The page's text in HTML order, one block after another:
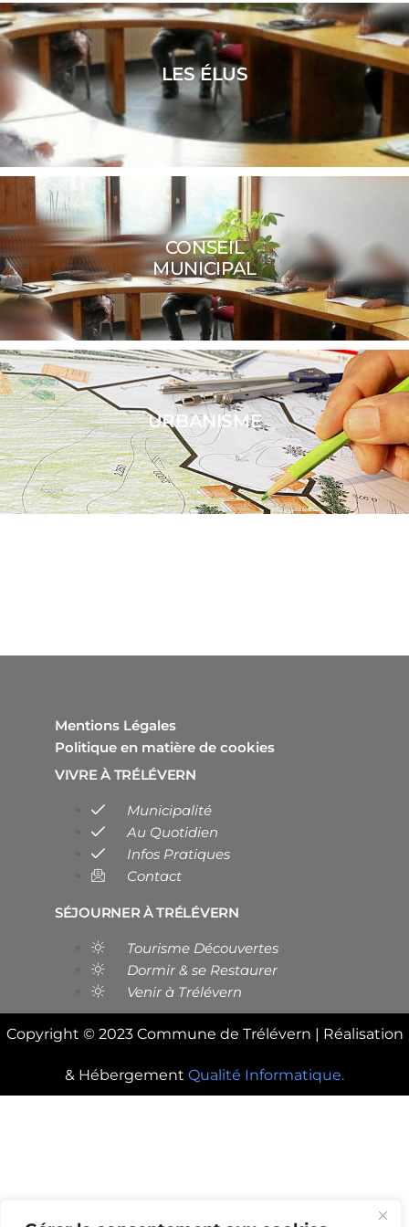
LES ÉLUS
CONSEIL
MUNICIPAL
URBANISME
Mentions Légales
Politique en matière de cookies
VIVRE À TRÉLÉVERN
Municipalité
Au Quotidien
Infos Pratiques
Contact
SÉJOURNER À TRÉLÉVERN
Tourisme Découvertes
Dormir & se Restaurer
Venir à Trélévern
Copyright © 2023 Commune de Trélévern | Réalisation
& Hébergement Qualité Informatique.